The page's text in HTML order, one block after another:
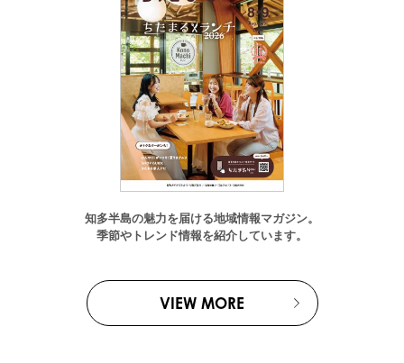
知多半島の魅力を届ける地域情報マガジン。
季節やトレンド情報を紹介しています。
VIEW MORE